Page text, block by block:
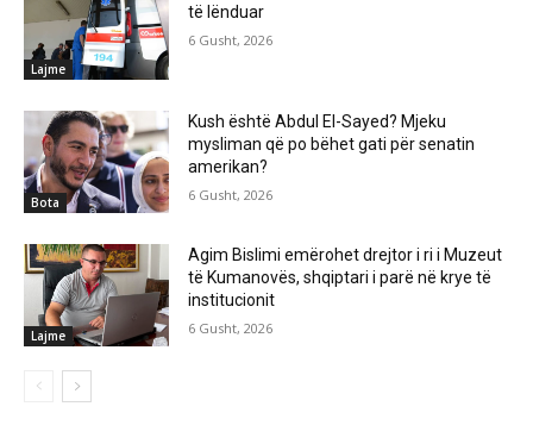
Lajme
të lënduar
6 Gusht, 2026
Bota
Kush është Abdul El-Sayed? Mjeku
mysliman që po bëhet gati për senatin
amerikan?
6 Gusht, 2026
Lajme
Agim Bislimi emërohet drejtor i ri i Muzeut
të Kumanovës, shqiptari i parë në krye të
institucionit
6 Gusht, 2026